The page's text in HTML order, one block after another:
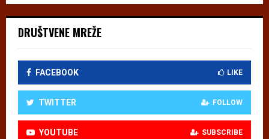
DRUŠTVENE MREŽE
FACEBOOK LIKE
TWITTER FOLLOW
YOUTUBE SUBSCRIBE